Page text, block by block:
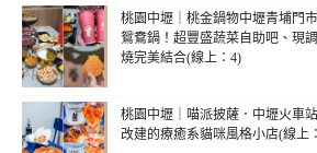
桃園中壢｜桃金鍋物中壢青埔門
鴛鴦鍋！超豐盛蔬菜自助吧、現
燒完美結合(線上：4)
桃園中壢｜喵派披薩．中壢火車
改建的療癒系貓咪風格小店(線上